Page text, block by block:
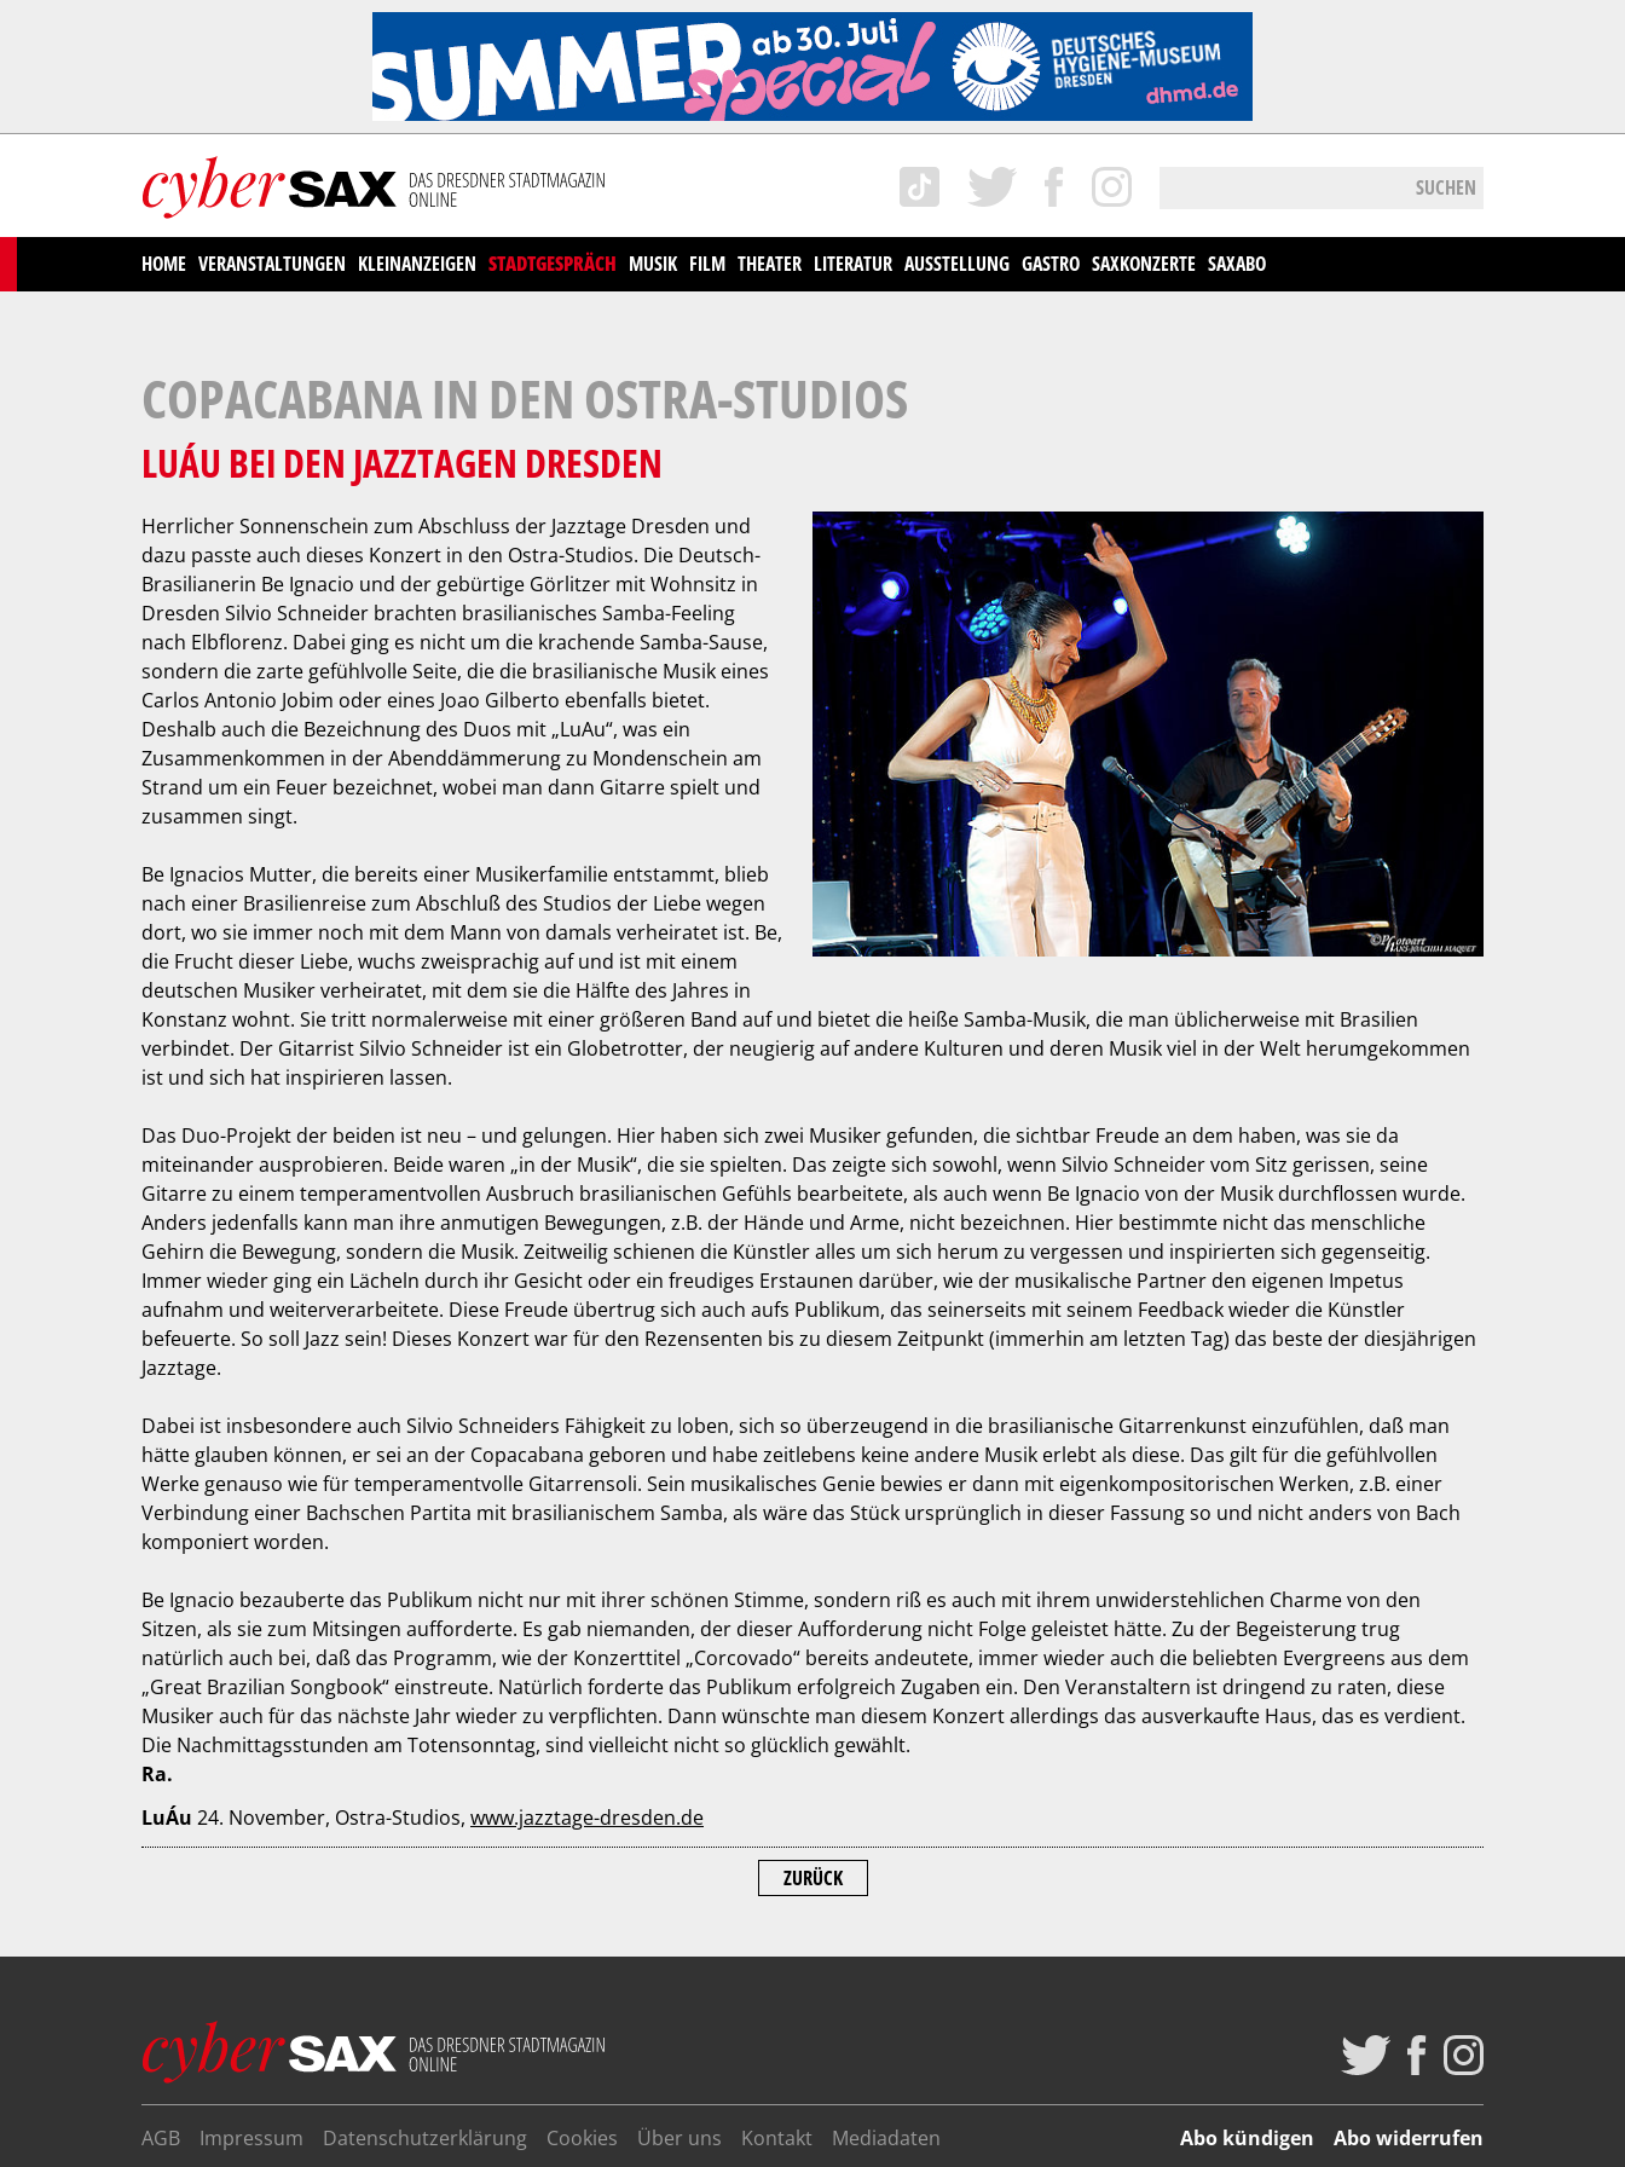
SUCHEN
HOME VERANSTALTUNGEN KLEINANZEIGEN STADTGESPRÄCH MUSIK FILM THEATER LITERATUR AUSSTELLUNG GASTRO SAXKONZERTE SAXABO
COPACABANA IN DEN OSTRA-STUDIOS
LUÁU BEI DEN JAZZTAGEN DRESDEN
Herrlicher Sonnenschein zum Abschluss der Jazztage Dresden und
dazu passte auch dieses Konzert in den Ostra-Studios. Die Deutsch-
Brasilianerin Be Ignacio und der gebürtige Görlitzer mit Wohnsitz in
Dresden Silvio Schneider brachten brasilianisches Samba-Feeling
nach Elbflorenz. Dabei ging es nicht um die krachende Samba-Sause,
sondern die zarte gefühlvolle Seite, die die brasilianische Musik eines
Carlos Antonio Jobim oder eines Joao Gilberto ebenfalls bietet.
Deshalb auch die Bezeichnung des Duos mit „LuAu“, was ein
Zusammenkommen in der Abenddämmerung zu Mondenschein am
Strand um ein Feuer bezeichnet, wobei man dann Gitarre spielt und
zusammen singt.
Be Ignacios Mutter, die bereits einer Musikerfamilie entstammt, blieb
nach einer Brasilienreise zum Abschluß des Studios der Liebe wegen
dort, wo sie immer noch mit dem Mann von damals verheiratet ist. Be,
die Frucht dieser Liebe, wuchs zweisprachig auf und ist mit einem
deutschen Musiker verheiratet, mit dem sie die Hälfte des Jahres in
Konstanz wohnt. Sie tritt normalerweise mit einer größeren Band auf und bietet die heiße Samba-Musik, die man üblicherweise mit Brasilien
verbindet. Der Gitarrist Silvio Schneider ist ein Globetrotter, der neugierig auf andere Kulturen und deren Musik viel in der Welt herumgekommen
ist und sich hat inspirieren lassen.
Das Duo-Projekt der beiden ist neu – und gelungen. Hier haben sich zwei Musiker gefunden, die sichtbar Freude an dem haben, was sie da
miteinander ausprobieren. Beide waren „in der Musik“, die sie spielten. Das zeigte sich sowohl, wenn Silvio Schneider vom Sitz gerissen, seine
Gitarre zu einem temperamentvollen Ausbruch brasilianischen Gefühls bearbeitete, als auch wenn Be Ignacio von der Musik durchflossen wurde.
Anders jedenfalls kann man ihre anmutigen Bewegungen, z.B. der Hände und Arme, nicht bezeichnen. Hier bestimmte nicht das menschliche
Gehirn die Bewegung, sondern die Musik. Zeitweilig schienen die Künstler alles um sich herum zu vergessen und inspirierten sich gegenseitig.
Immer wieder ging ein Lächeln durch ihr Gesicht oder ein freudiges Erstaunen darüber, wie der musikalische Partner den eigenen Impetus
aufnahm und weiterverarbeitete. Diese Freude übertrug sich auch aufs Publikum, das seinerseits mit seinem Feedback wieder die Künstler
befeuerte. So soll Jazz sein! Dieses Konzert war für den Rezensenten bis zu diesem Zeitpunkt (immerhin am letzten Tag) das beste der diesjährigen
Jazztage.
Dabei ist insbesondere auch Silvio Schneiders Fähigkeit zu loben, sich so überzeugend in die brasilianische Gitarrenkunst einzufühlen, daß man
hätte glauben können, er sei an der Copacabana geboren und habe zeitlebens keine andere Musik erlebt als diese. Das gilt für die gefühlvollen
Werke genauso wie für temperamentvolle Gitarrensoli. Sein musikalisches Genie bewies er dann mit eigenkompositorischen Werken, z.B. einer
Verbindung einer Bachschen Partita mit brasilianischem Samba, als wäre das Stück ursprünglich in dieser Fassung so und nicht anders von Bach
komponiert worden.
Be Ignacio bezauberte das Publikum nicht nur mit ihrer schönen Stimme, sondern riß es auch mit ihrem unwiderstehlichen Charme von den
Sitzen, als sie zum Mitsingen aufforderte. Es gab niemanden, der dieser Aufforderung nicht Folge geleistet hätte. Zu der Begeisterung trug
natürlich auch bei, daß das Programm, wie der Konzerttitel „Corcovado“ bereits andeutete, immer wieder auch die beliebten Evergreens aus dem
„Great Brazilian Songbook“ einstreute. Natürlich forderte das Publikum erfolgreich Zugaben ein. Den Veranstaltern ist dringend zu raten, diese
Musiker auch für das nächste Jahr wieder zu verpflichten. Dann wünschte man diesem Konzert allerdings das ausverkaufte Haus, das es verdient.
Die Nachmittagsstunden am Totensonntag, sind vielleicht nicht so glücklich gewählt.
Ra.
LuÁu 24. November, Ostra-Studios, www.jazztage-dresden.de
ZURÜCK
AGB Impressum Datenschutzerklärung Cookies Über uns Kontakt Mediadaten Abo kündigen Abo widerrufen